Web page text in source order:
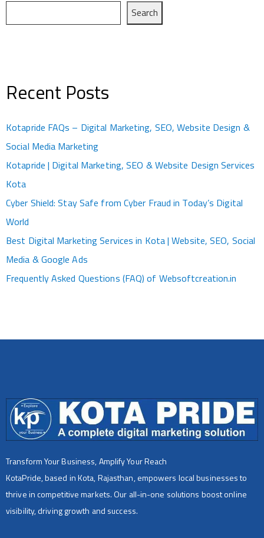
Search
Recent Posts
Kotapride FAQs – Digital Marketing, SEO, Website Design &
Social Media Marketing
Kotapride | Digital Marketing, SEO & Website Design Services
Kota
Cyber Shield: Stay Safe from Cyber Fraud in Today’s Digital
World
Best Digital Marketing Services in Kota | Website, SEO, Social
Media & Google Ads
Frequently Asked Questions (FAQ) of Websoftcreation.in
Transform Your Business, Amplify Your Reach
KotaPride, based in Kota, Rajasthan, empowers local businesses to
thrive in competitive markets. Our all-in-one solutions boost online
visibility, driving growth and success.